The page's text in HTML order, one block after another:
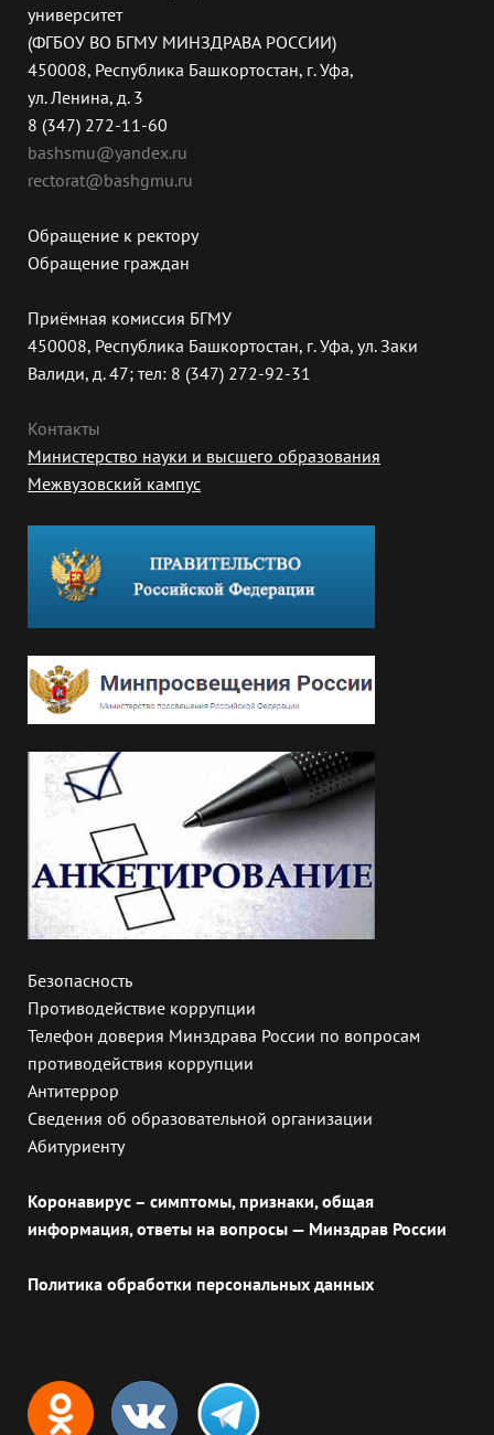
университет
(ФГБОУ ВО БГМУ МИНЗДРАВА РОССИИ)
450008, Республика Башкортостан, г. Уфа,
ул. Ленина, д. 3
8 (347) 272-11-60
bashsmu@yandex.ru
rectorat@bashgmu.ru
Обращение к ректору
Обращение граждан
Приёмная комиссия БГМУ
450008, Республика Башкортостан, г. Уфа, ул. Заки
Валиди, д. 47; тел: 8 (347) 272-92-31
Контакты
Министерство науки и высшего образования
Межвузовский кампус
Безопасность
Противодействие коррупции
Телефон доверия Минздрава России по вопросам
противодействия коррупции
Антитеррор
Сведения об образовательной организации
Абитуриенту
Коронавирус – симптомы, признаки, общая
информация, ответы на вопросы — Минздрав России
Политика обработки персональных данных